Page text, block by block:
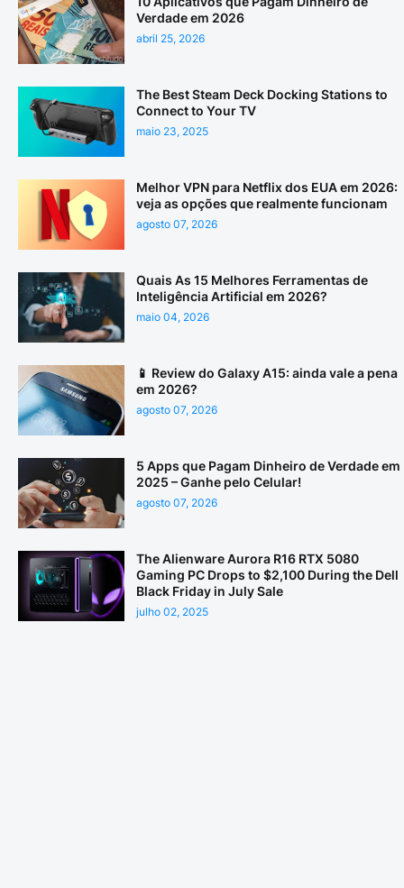
Verdade em 2026
abril 25, 2026
The Best Steam Deck Docking Stations to
Connect to Your TV
maio 23, 2025
Melhor VPN para Netflix dos EUA em 2026:
veja as opções que realmente funcionam
agosto 07, 2026
Quais As 15 Melhores Ferramentas de
Inteligência Artificial em 2026?
maio 04, 2026
📱 Review do Galaxy A15: ainda vale a pena
em 2026?
agosto 07, 2026
5 Apps que Pagam Dinheiro de Verdade em
2025 – Ganhe pelo Celular!
agosto 07, 2026
The Alienware Aurora R16 RTX 5080
Gaming PC Drops to $2,100 During the Dell
Black Friday in July Sale
julho 02, 2025